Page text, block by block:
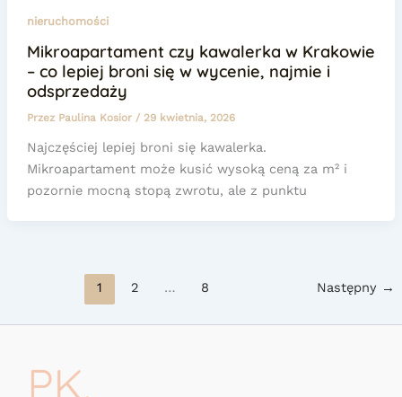
nieruchomości
Mikroapartament czy kawalerka w Krakowie
– co lepiej broni się w wycenie, najmie i
odsprzedaży
Przez Paulina Kosior / 29 kwietnia, 2026
Najczęściej lepiej broni się kawalerka.
Mikroapartament może kusić wysoką ceną za m² i
pozornie mocną stopą zwrotu, ale z punktu
1 2 … 8 Następny →